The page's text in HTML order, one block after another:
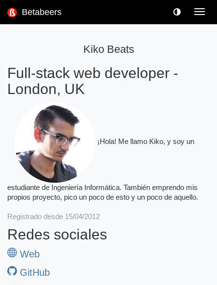
Betabeers
Kiko Beats
Full-stack web developer -
London, UK
¡Hola! Me llamo Kiko, y soy un
estudiante de Ingeniería Informática. También emprendo mis
propios proyecto, pico un poco de esto y un poco de aquello.
Registrado desde 15/04/2012
Redes sociales
Web
GitHub